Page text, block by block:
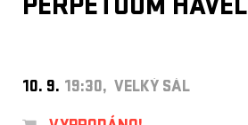
PERPETUUM HAVEL
10. 9. 19:30, VELKÝ SÁL